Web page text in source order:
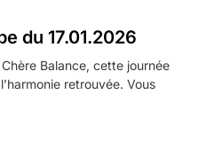
du 17.01.2026
Balance, cette journée
retrouvée. Vous